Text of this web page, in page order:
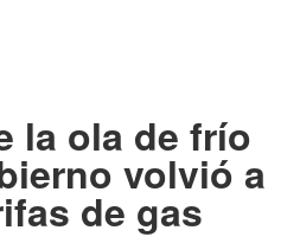
la ola de frío
volvió a
de gas